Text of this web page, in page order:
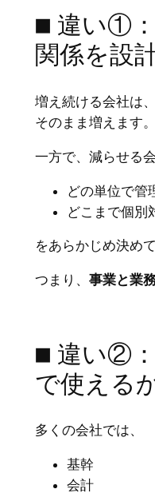
■ 違い①
関係を設
増え続ける会社は
そのまま増えます。
一方で、減らせる
どの単位で管
どこまで個別
をあらかじめ決め
つまり、 事業と業
■ 違い②
で使える
多くの会社では、
基幹
会計